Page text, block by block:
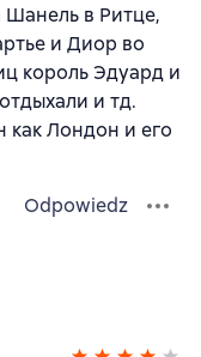
Шанель в Ритце,
и Диор во
король Эдуард и
и тд.
как Лондон и его
Odpowiedz